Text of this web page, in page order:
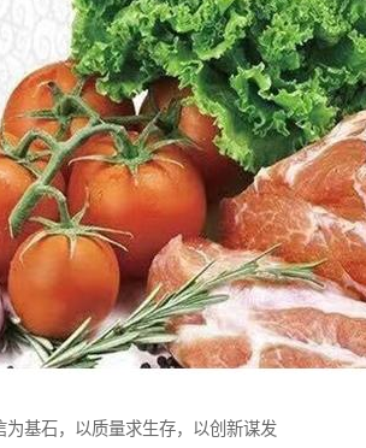
为基石，以质量求生存，以创新谋发